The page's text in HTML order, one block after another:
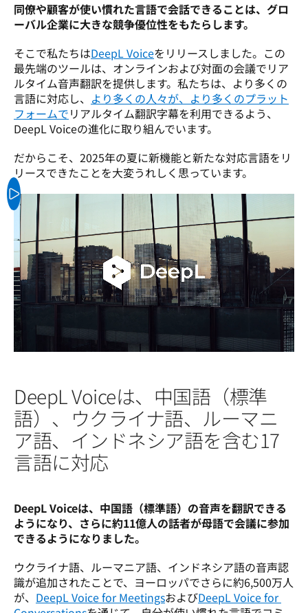
同僚や顧客が使い慣れた言語で会話できることは、グロ
ーバル企業に大きな競争優位性をもたらします。
そこで私たちはDeepL Voiceをリリースしました。この
最先端のツールは、オンラインおよび対面の会議でリア
ルタイム音声翻訳を提供します。私たちは、より多くの
言語に対応し、 より多くの人々が、より多くのプラット
フォームでリアルタイム翻訳字幕を利用できるよう、
DeepL Voiceの進化に取り組んでいます。
だからこそ、2025年の夏に新機能と新たな対応言語をリ
リースできたことを大変うれしく思っています。
DeepL Voiceは、中国語（標準
語）、ウクライナ語、ルーマニ
ア語、インドネシア語を含む17
言語に対応
DeepL Voiceは、中国語（標準語）の音声を翻訳できる
ようになり、さらに約11億人の話者が母語で会議に参加
できるようになりました。
ウクライナ語、ルーマニア語、インドネシア語の音声認
識が追加されたことで、ヨーロッパでさらに約6,500万人
が、 DeepL Voice for MeetingsおよびDeepL Voice for